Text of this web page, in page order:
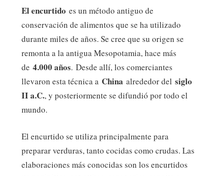
El encurtido es un método antiguo de
conservación de alimentos que se ha utilizado
durante miles de años. Se cree que su origen se
remonta a la antigua Mesopotamia, hace más
de 4.000 años. Desde allí, los comerciantes
llevaron esta técnica a China alrededor del siglo
II a.C., y posteriormente se difundió por todo el
mundo.
El encurtido se utiliza principalmente para
preparar verduras, tanto cocidas como crudas. Las
elaboraciones más conocidas son los encurtidos